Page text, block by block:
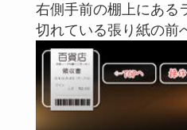
右側手前の棚上にある
切れている張り紙の前